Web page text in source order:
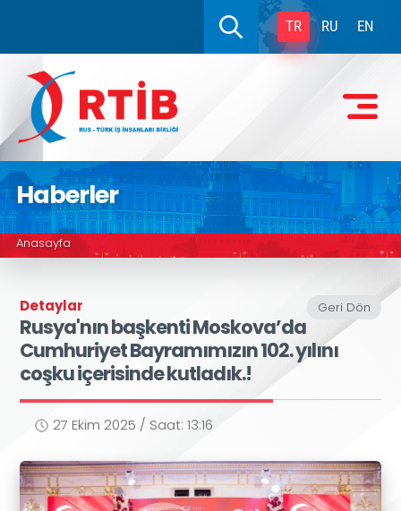
TR RU EN
Haberler
Anasayfa
Geri Dön
Detaylar
Rusya'nın başkenti Moskova’da
Cumhuriyet Bayramımızın 102. yılını
coşku içerisinde kutladık.!
27 Ekim 2025 / Saat: 13:16